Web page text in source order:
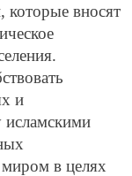
которые вносят
и
миром в целях